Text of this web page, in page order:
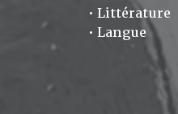
Littérature
Langue